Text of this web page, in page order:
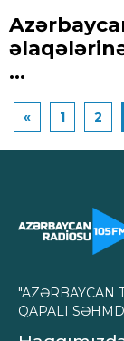
...
« 1 2
"AZƏRBAYCAN
QAPALI